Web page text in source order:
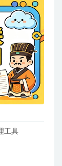
工具